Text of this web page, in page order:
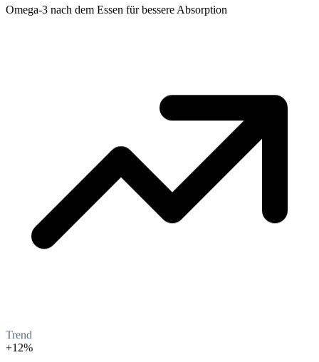
Omega-3 nach dem Essen für bessere Absorption
Trend
+12%